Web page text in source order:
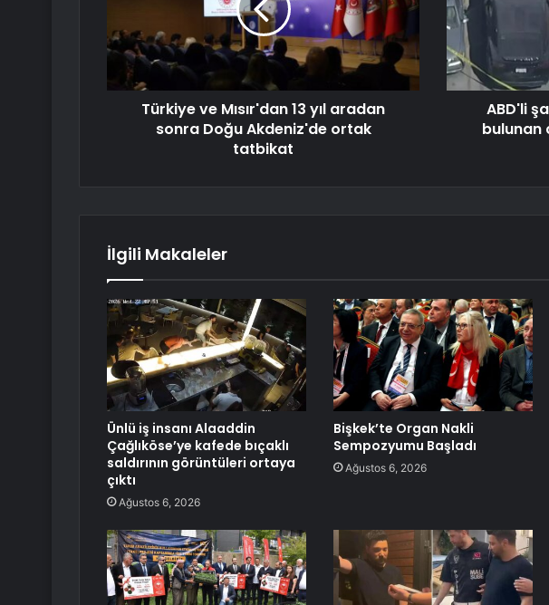
Türkiye ve Mısır'dan 13 yıl aradan
sonra Doğu Akdeniz'de ortak
tatbikat
ABD'li
bulunan
İlgili Makaleler
Ünlü iş insanı Alaaddin
Çağlıköse’ye kafede bıçaklı
saldırının görüntüleri ortaya
çıktı
Ağustos 6, 2026
Bişkek’te Organ Nakli
Sempozyumu Başladı
Ağustos 6, 2026